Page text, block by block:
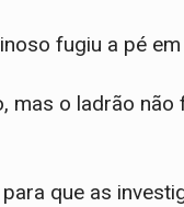
fugiu a pé
mas o ladrão não
que as